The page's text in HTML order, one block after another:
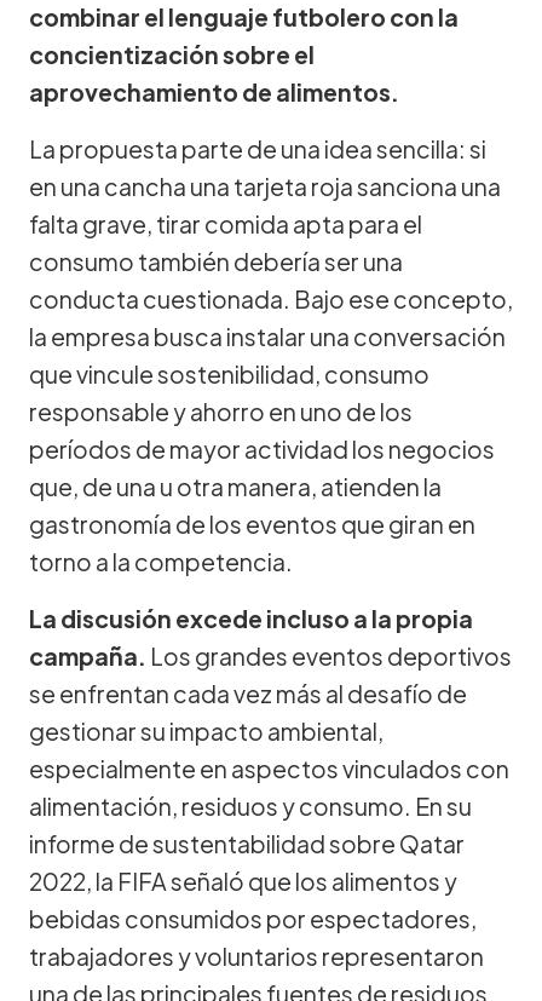
combinar el lenguaje futbolero con la
concientización sobre el
aprovechamiento de alimentos.
La propuesta parte de una idea sencilla: si
en una cancha una tarjeta roja sanciona una
falta grave, tirar comida apta para el
consumo también debería ser una
conducta cuestionada. Bajo ese concepto,
la empresa busca instalar una conversación
que vincule sostenibilidad, consumo
responsable y ahorro en uno de los
períodos de mayor actividad los negocios
que, de una u otra manera, atienden la
gastronomía de los eventos que giran en
torno a la competencia.
La discusión excede incluso a la propia
campaña. Los grandes eventos deportivos
se enfrentan cada vez más al desafío de
gestionar su impacto ambiental,
especialmente en aspectos vinculados con
alimentación, residuos y consumo. En su
informe de sustentabilidad sobre Qatar
2022, la FIFA señaló que los alimentos y
bebidas consumidos por espectadores,
trabajadores y voluntarios representaron
una de las principales fuentes de residuos